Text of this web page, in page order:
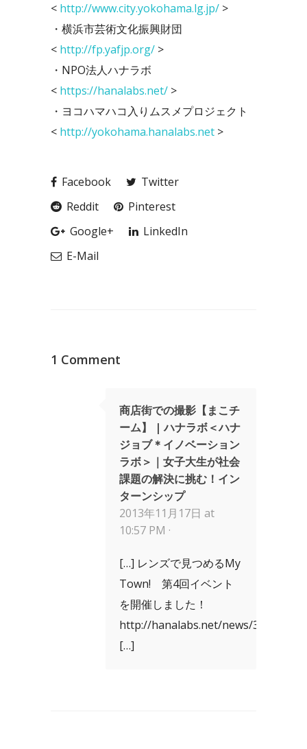
< http://www.city.yokohama.lg.jp/ >
・横浜市芸術文化振興財団
< http://fp.yafjp.org/ >
・NPO法人ハナラボ
< https://hanalabs.net/ >
・ヨコハマハコ入りムスメプロジェクト
< http://yokohama.hanalabs.net >
Facebook
Twitter
Reddit
Pinterest
Google+
LinkedIn
E-Mail
1 Comment
商店街での撮影【まこチ
ーム】 | ハナラボ＜ハナ
ジョブ＊イノベーション
ラボ＞｜女子大生が社会
課題の解決に挑む！イン
ターンシップ
2013年11月17日 at
10:57 PM ·
[…] レンズで見つめるMy
Town! 第4回イベント
を開催しました！
http://hanalabs.net/news/3829/
[…]